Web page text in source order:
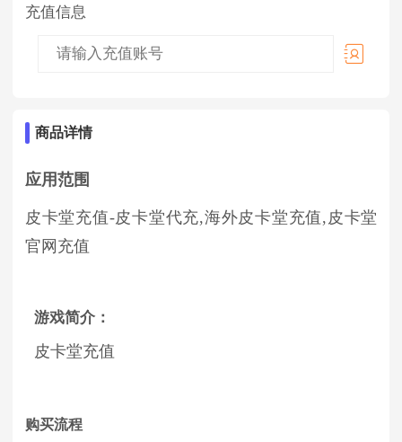
充值信息
商品详情
应用范围
皮卡堂充值-皮卡堂代充,海外皮卡堂充值,皮卡堂
官网充值
游戏简介：
皮卡堂充值
购买流程